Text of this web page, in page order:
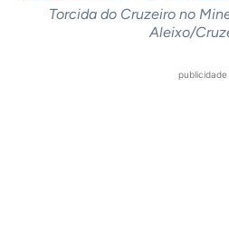
Torcida do Cruzeiro no
Aleixo/
publicidade